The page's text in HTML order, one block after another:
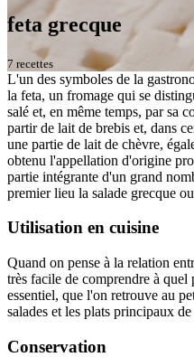
feta grecque
7 recettes
L'un des symboles de la
la feta, un fromage qui se
salé et, en même temps, par sa
partir de lait de brebis et, dans
une partie de lait de chèvre,
obtenu l'appellation d'origine
partie intégrante d'un grand
premier lieu la salade grecque
Utilisation en cuisine
Quand on pense à la relation
très facile de comprendre à
essentiel, que l'on retrouve au
salades et les plats principaux
Conservation